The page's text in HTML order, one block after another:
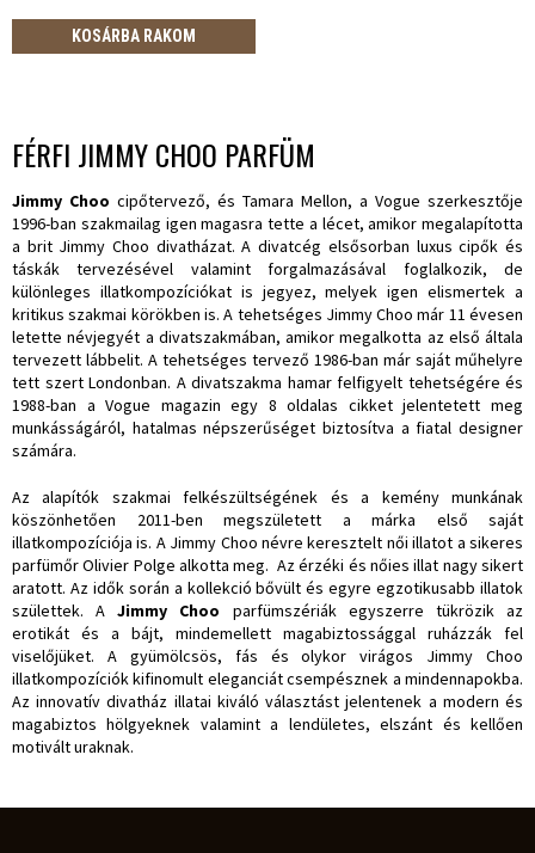
KOSÁRBA RAKOM
FÉRFI JIMMY CHOO PARFÜM
Jimmy Choo cipőtervező, és Tamara Mellon, a Vogue szerkesztője
1996-ban szakmailag igen magasra tette a lécet, amikor megalapította
a brit Jimmy Choo divatházat. A divatcég elsősorban luxus cipők és
táskák tervezésével valamint forgalmazásával foglalkozik, de
különleges illatkompozíciókat is jegyez, melyek igen elismertek a
kritikus szakmai körökben is. A tehetséges Jimmy Choo már 11 évesen
letette névjegyét a divatszakmában, amikor megalkotta az első általa
tervezett lábbelit. A tehetséges tervező 1986-ban már saját műhelyre
tett szert Londonban. A divatszakma hamar felfigyelt tehetségére és
1988-ban a Vogue magazin egy 8 oldalas cikket jelentetett meg
munkásságáról, hatalmas népszerűséget biztosítva a fiatal designer
számára.
Az alapítók szakmai felkészültségének és a kemény munkának
köszönhetően 2011-ben megszületett a márka első saját
illatkompozíciója is. A Jimmy Choo névre keresztelt női illatot a sikeres
parfümőr Olivier Polge alkotta meg. Az érzéki és nőies illat nagy sikert
aratott. Az idők során a kollekció bővült és egyre egzotikusabb illatok
születtek. AJimmy Choo parfümszériák egyszerre tükrözik az
erotikát és a bájt, mindemellett magabiztossággal ruházzák fel
viselőjüket. A gyümölcsös, fás és olykor virágos Jimmy Choo
illatkompozíciók kifinomult eleganciát csempésznek a mindennapokba.
Az innovatív divatház illatai kiváló választást jelentenek a modern és
magabiztos hölgyeknek valamint a lendületes, elszánt és kellően
motivált uraknak.